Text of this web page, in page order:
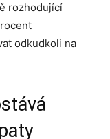
rozhodující
odkudkoli na